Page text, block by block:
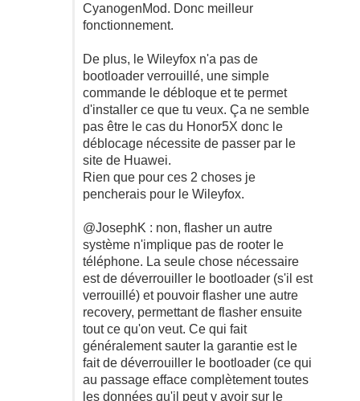
CyanogenMod. Donc meilleur
fonctionnement.
De plus, le Wileyfox n'a pas de
bootloader verrouillé, une simple
commande le débloque et te permet
d'installer ce que tu veux. Ça ne semble
pas être le cas du Honor5X donc le
déblocage nécessite de passer par le
site de Huawei.
Rien que pour ces 2 choses je
pencherais pour le Wileyfox.
@JosephK : non, flasher un autre
système n'implique pas de rooter le
téléphone. La seule chose nécessaire
est de déverrouiller le bootloader (s'il est
verrouillé) et pouvoir flasher une autre
recovery, permettant de flasher ensuite
tout ce qu'on veut. Ce qui fait
généralement sauter la garantie est le
fait de déverrouiller le bootloader (ce qui
au passage efface complètement toutes
les données qu'il peut y avoir sur le